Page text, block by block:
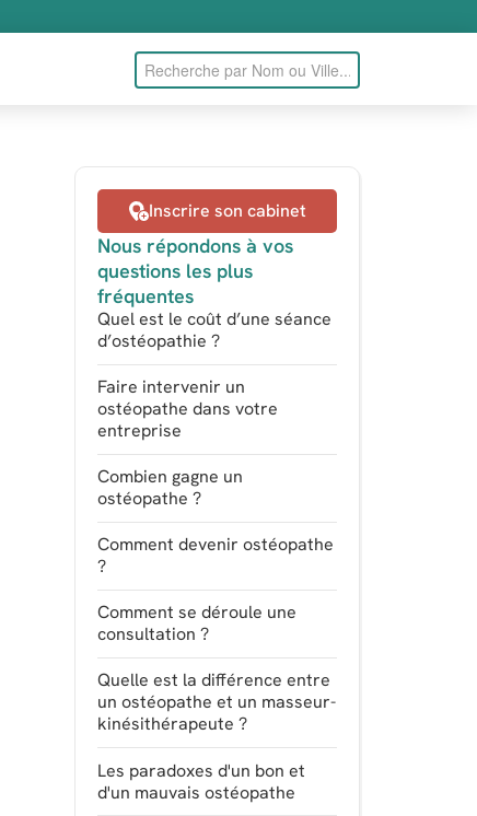
Inscrire son cabinet
Nous répondons à vos
questions les plus
fréquentes
Quel est le coût d’une séance
d’ostéopathie ?
Faire intervenir un
ostéopathe dans votre
entreprise
Combien gagne un
ostéopathe ?
Comment devenir ostéopathe
?
Comment se déroule une
consultation ?
Quelle est la différence entre
un ostéopathe et un masseur-
kinésithérapeute ?
Les paradoxes d'un bon et
d'un mauvais ostéopathe